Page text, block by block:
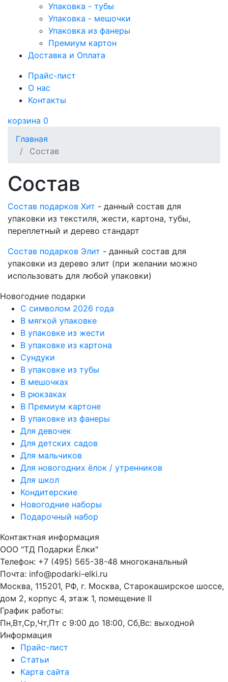
Упаковка - тубы
Упаковка - мешочки
Упаковка из фанеры
Премиум картон
Доставка и Оплата
Прайс-лист
О нас
Контакты
корзина 0
Главная
Состав
Состав
Состав подарков Хит - данный состав для
упаковки из текстиля, жести, картона, тубы,
переплетный и дерево стандарт
Состав подарков Элит - данный состав для
упаковки из дерево элит (при желании можно
использовать для любой упаковки)
Новогодние подарки
C символом 2026 года
В мягкой упаковке
В упаковке из жести
В упаковке из картона
Сундуки
В упаковке из тубы
В мешочках
В рюкзаках
В Премиум картоне
В упаковке из фанеры
Для девочек
Для детских садов
Для мальчиков
Для новогодних ёлок / утренников
Для школ
Кондитерские
Новогодние наборы
Подарочный набор
Контактная информация
ООО "ТД Подарки Ёлки"
Телефон: +7 (495) 565-38-48 многоканальный
Почта: info@podarki-elki.ru
Москва, 115201, РФ, г. Москва, Старокаширское шоссе,
дом 2, корпус 4, этаж 1, помещение II
График работы:
Пн,Вт,Ср,Чт,Пт с 9:00 до 18:00, Сб,Вс: выходной
Информация
Прайс-лист
Статьи
Карта сайта